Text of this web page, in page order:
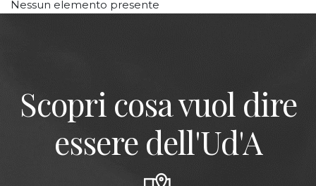
Nessun elemento presente
Scopri cosa vuol dire
essere dell'Ud'A